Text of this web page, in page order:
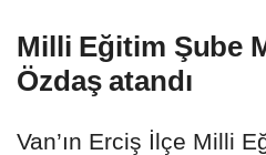
Milli Eğitim Şube
Özdaş atandı
Van’ın Erciş İlçe Milli